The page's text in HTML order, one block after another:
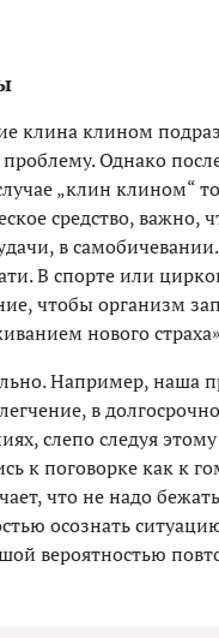
клина клином
Однако
„клин клином“
средство, важно,
в
В спорте или
чтобы организм
нового
Например, наша
в
слепо следуя
к поговорке как к
что не надо
осознать
вероятностью